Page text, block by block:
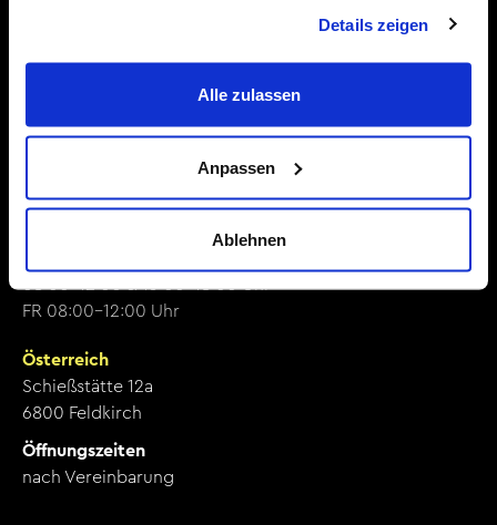
Details zeigen
Alle zulassen
Anpassen
Ablehnen
IPA Internationale Personal Agentur
Liechtenstein
9485 Nendeln
08:00-12:00 & 13:00-18:00 Uhr
FR 08:00-12:00 Uhr
Österreich
Schießstätte 12a
6800 Feldkirch
Öffnungszeiten
nach Vereinbarung